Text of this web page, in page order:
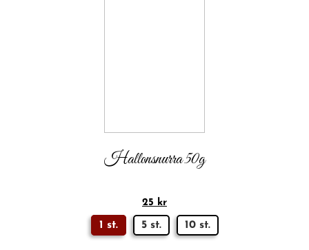
Hallonsnurra 50g
25 kr
1 st. 5 st. 10 st.